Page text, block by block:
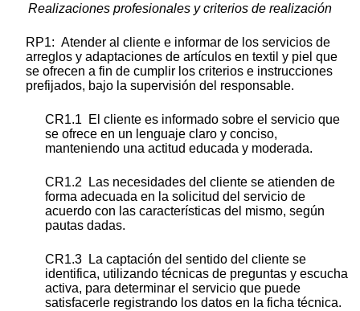
Realizaciones profesionales y criterios de realización
RP1: Atender al cliente e informar de los servicios de
arreglos y adaptaciones de artículos en textil y piel que
se ofrecen a fin de cumplir los criterios e instrucciones
prefijados, bajo la supervisión del responsable.
CR1.1 El cliente es informado sobre el servicio que
se ofrece en un lenguaje claro y conciso,
manteniendo una actitud educada y moderada.
CR1.2 Las necesidades del cliente se atienden de
forma adecuada en la solicitud del servicio de
acuerdo con las características del mismo, según
pautas dadas.
CR1.3 La captación del sentido del cliente se
identifica, utilizando técnicas de preguntas y escucha
activa, para determinar el servicio que puede
satisfacerle registrando los datos en la ficha técnica.